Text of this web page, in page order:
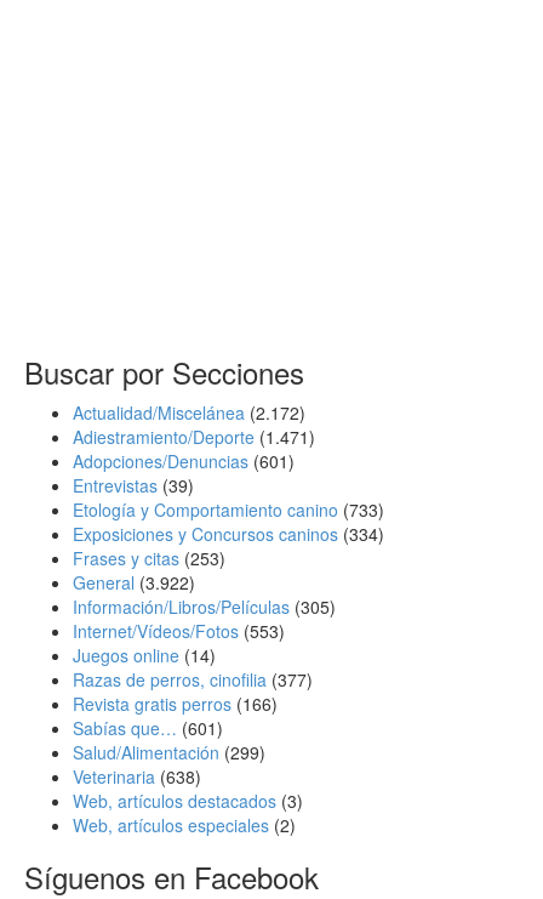
Buscar por Secciones
Actualidad/Miscelánea (2.172)
Adiestramiento/Deporte (1.471)
Adopciones/Denuncias (601)
Entrevistas (39)
Etología y Comportamiento canino (733)
Exposiciones y Concursos caninos (334)
Frases y citas (253)
General (3.922)
Información/Libros/Películas (305)
Internet/Vídeos/Fotos (553)
Juegos online (14)
Razas de perros, cinofilia (377)
Revista gratis perros (166)
Sabías que… (601)
Salud/Alimentación (299)
Veterinaria (638)
Web, artículos destacados (3)
Web, artículos especiales (2)
Síguenos en Facebook